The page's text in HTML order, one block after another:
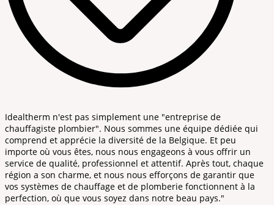
Idealtherm n'est pas simplement une "entreprise de
chauffagiste plombier". Nous sommes une équipe dédiée qui
comprend et apprécie la diversité de la Belgique. Et peu
importe où vous êtes, nous nous engageons à vous offrir un
service de qualité, professionnel et attentif. Après tout, chaque
région a son charme, et nous nous efforçons de garantir que
vos systèmes de chauffage et de plomberie fonctionnent à la
perfection, où que vous soyez dans notre beau pays."